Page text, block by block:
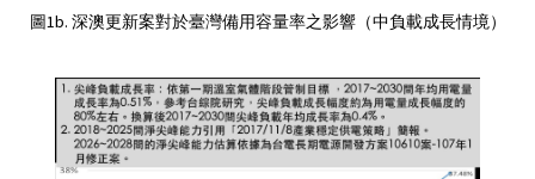
圖1b. 深澳更新案對於臺灣備用容量率之影響（中負載成長情境）